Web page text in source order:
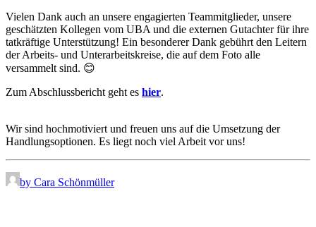
Vielen Dank auch an unsere engagierten Teammitglieder, unsere
geschätzten Kollegen vom UBA und die externen Gutachter für ihre
tatkräftige Unterstützung! Ein besonderer Dank gebührt den Leitern
der Arbeits- und Unterarbeitskreise, die auf dem Foto alle
versammelt sind. 😊
Zum Abschlussbericht geht es hier.
Wir sind hochmotiviert und freuen uns auf die Umsetzung der
Handlungsoptionen. Es liegt noch viel Arbeit vor uns!
by Cara Schönmüller